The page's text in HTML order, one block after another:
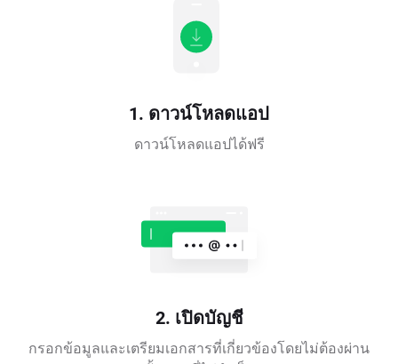
1. ดาวน์โหลดแอป
ดาวน์โหลดแอปได้ฟรี
2. เปิดบัญชี
กรอกข้อมูลและเตรียมเอกสารที่เกี่ยวข้องโดยไม่ต้องผ่าน